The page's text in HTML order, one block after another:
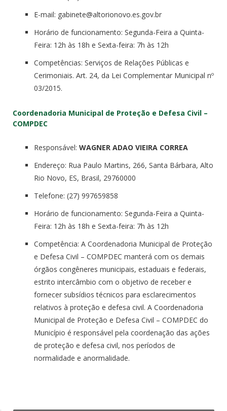
E-mail: gabinete@altorionovo.es.gov.br
Horário de funcionamento: Segunda-Feira a Quinta-
Feira: 12h às 18h e Sexta-feira: 7h às 12h
Competências: Serviços de Relações Públicas e
Cerimoniais. Art. 24, da Lei Complementar Municipal nº
03/2015.
Coordenadoria Municipal de Proteção e Defesa Civil –
COMPDEC
Responsável: WAGNER ADAO VIEIRA CORREA
Endereço: Rua Paulo Martins, 266, Santa Bárbara, Alto
Rio Novo, ES, Brasil, 29760000
Telefone: (27) 997659858
Horário de funcionamento: Segunda-Feira a Quinta-
Feira: 12h às 18h e Sexta-feira: 7h às 12h
Competência: A Coordenadoria Municipal de Proteção
e Defesa Civil – COMPDEC manterá com os demais
órgãos congêneres municipais, estaduais e federais,
estrito intercâmbio com o objetivo de receber e
fornecer subsídios técnicos para esclarecimentos
relativos à proteção e defesa civil. A Coordenadoria
Municipal de Proteção e Defesa Civil – COMPDEC do
Município é responsável pela coordenação das ações
de proteção e defesa civil, nos períodos de
normalidade e anormalidade.